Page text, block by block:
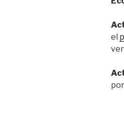
el
por